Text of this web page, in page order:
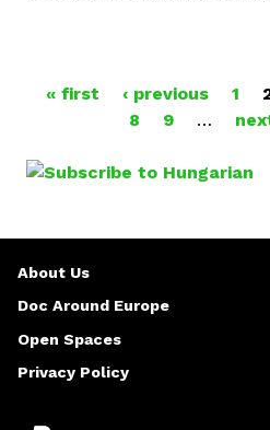
A
E
S
« first ‹ previous 1
8
9 …
About Us
Doc Around Europe
Open Spaces
Privacy Policy